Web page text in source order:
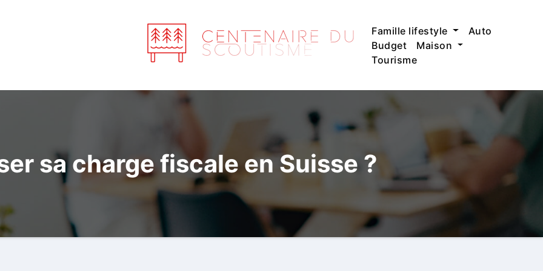
Famille lifestyle
Auto
Budget
Maison
Tourisme
sa charge fiscale en Suisse ?